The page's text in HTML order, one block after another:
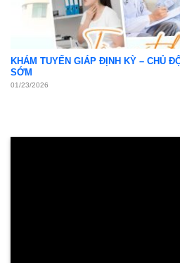
KHÁM TUYẾN GIÁP ĐỊNH KỲ – CHỦ
SỚM
01/23/2026